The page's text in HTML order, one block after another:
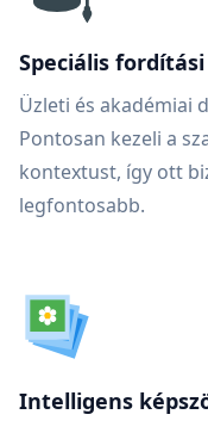
Speciális
Üzleti és akadémiai
Pontosan kezeli a
kontextust, így ott
legfontosabb.
Intelligens